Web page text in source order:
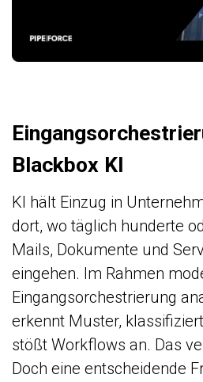
Blackbox KI
KI hält Einzug in
dort, wo täglich hunderte
Mails, Dokumente und
eingehen. Im Rahmen
Eingangsorchestrierung
erkennt Muster,
stößt Workflows an. Das
Doch eine entscheidende